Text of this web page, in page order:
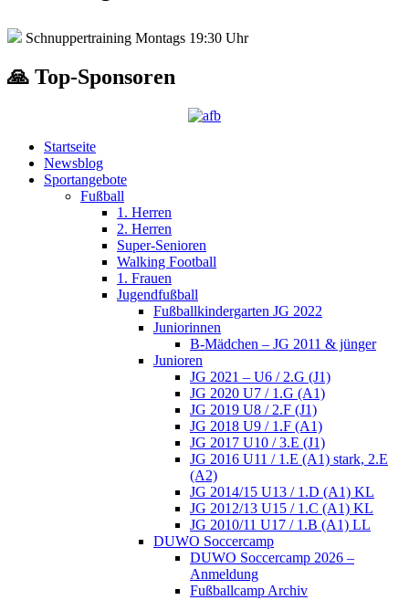
Schnuppertraining Montags 19:30 Uhr
🙏 Top-Sponsoren
Startseite
Newsblog
Sportangebote
Fußball
1. Herren
2. Herren
Super-Senioren
Walking Football
1. Frauen
Jugendfußball
Fußballkindergarten JG 2022
Juniorinnen
B-Mädchen – JG 2011 & jünger
Junioren
JG 2021 – U6 / 2.G (J1)
JG 2020 U7 / 1.G (A1)
JG 2019 U8 / 2.F (J1)
JG 2018 U9 / 1.F (A1)
JG 2017 U10 / 3.E (J1)
JG 2016 U11 / 1.E (A1) stark, 2.E
(A2)
JG 2014/15 U13 / 1.D (A1) KL
JG 2012/13 U15 / 1.C (A1) KL
JG 2010/11 U17 / 1.B (A1) LL
DUWO Soccercamp
DUWO Soccercamp 2026 –
Anmeldung
Fußballcamp Archiv